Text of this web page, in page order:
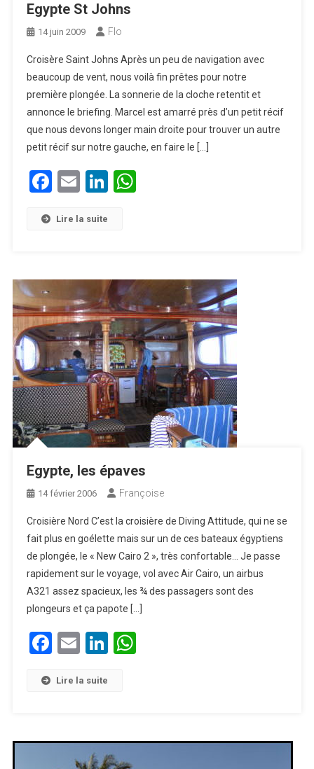
Egypte St Johns
14 juin 2009 Flo
Croisère Saint Johns Après un peu de navigation avec
beaucoup de vent, nous voilà fin prêtes pour notre
première plongée. La sonnerie de la cloche retentit et
annonce le briefing. Marcel est amarré près d’un petit récif
que nous devons longer main droite pour trouver un autre
petit récif sur notre gauche, en faire le […]
Facebook
EmailLinkedIn
WhatsApp
Lire la suite
Egypte, les épaves
14 février 2006 Françoise
Croisière Nord C’est la croisière de Diving Attitude, qui ne se
fait plus en goélette mais sur un de ces bateaux égyptiens
de plongée, le « New Cairo 2 », très confortable… Je passe
rapidement sur le voyage, vol avec Air Cairo, un airbus
A321 assez spacieux, les ¾ des passagers sont des
plongeurs et ça papote […]
Facebook
EmailLinkedIn
WhatsApp
Lire la suite